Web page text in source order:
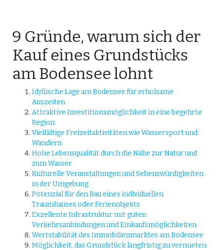
9 Gründe, warum sich der
Kauf eines Grundstücks
am Bodensee lohnt
Idyllische Lage am Bodensee für erholsame
Auszeiten
Attraktive Investitionsmöglichkeit in eine begehrte
Region
Vielfältige Freizeitaktivitäten wie Wassersport und
Wandern
Hohe Lebensqualität durch die Nähe zur Natur und
zum Wasser
Kulturelle Veranstaltungen und Sehenswürdigkeiten
in der Umgebung
Potenzial für den Bau eines individuellen
Traumhauses oder Ferienobjekts
Exzellente Infrastruktur mit guten
Verkehrsanbindungen und Einkaufsmöglichkeiten
Wertstabilität des Immobilienmarktes am Bodensee
Möglichkeit, das Grundstück langfristig zu vermieten